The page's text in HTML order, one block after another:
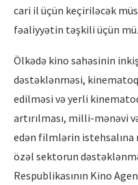
cari il üçün keçiriləcək
fəaliyyətin təşkili üçün
Ölkədə kino sahəsinin
dəstəklənməsi,
edilməsi və yerli
artırılması, milli-mənəvi
edən filmlərin istehsalına
özəl sektorun
Respublikasının Kino